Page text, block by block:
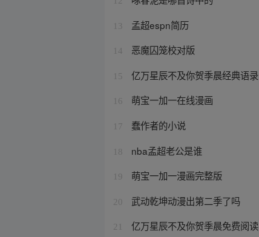
13 孟超espn简历
14 恶魔囚笼校对版
15 亿万星辰不及你贺季晨经典语录
16 萌宝一加一在线漫画
17 蠢作者的小说
18 nba孟超老公是谁
19 萌宝一加一漫画完整版
20 武动乾坤动漫出第二季了吗
21 亿万星辰不及你贺季晨免费阅读